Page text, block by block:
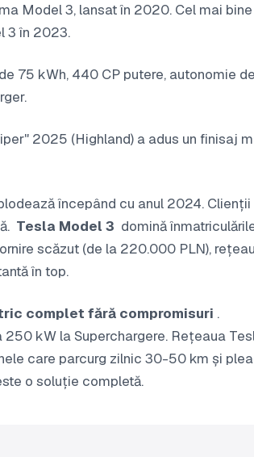
Model 3, lansat în 2020. Cel mai bine
3 în 2023.
75 kWh, 440 CP putere, autonomie de
2025 (Highland) a adus un finisaj
începând cu anul 2024. Clienții
Tesla Model 3 domină
scăzut (de la 220.000 PLN),
în top.
complet fără compromisuri .
250 kW la Superchargere. Rețeaua
care parcurg zilnic 30-50 km și
o soluție completă.